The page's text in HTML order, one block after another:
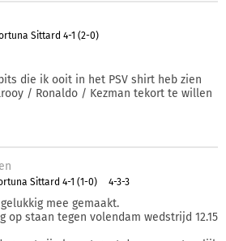
Sittard 4-1 (2-0)
die ik ooit in het PSV shirt heb zien
/ Ronaldo / Kezman tekort te willen
Sittard 4-1 (1-0) 4-3-3
mee gemaakt.
op staan tegen volendam wedstrijd 12.15